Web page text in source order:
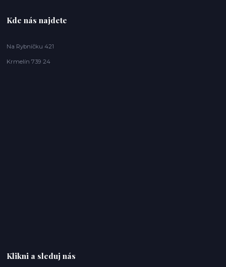
Kde nás najdete
Na Rybníčku 421
Krmelín 739 24
Klikni a sleduj nás